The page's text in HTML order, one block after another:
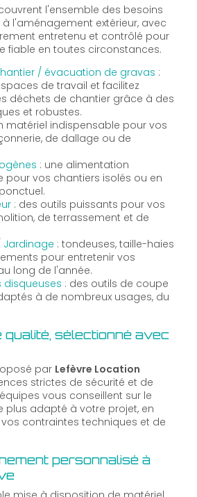
l'ensemble des besoins
l'aménagement extérieur, avec
entretenu et contrôlé pour
fiable en toutes circonstances.
/ évacuation de gravas :
de travail et facilitez
déchets de chantier grâce à des
et robustes.
matériel indispensable pour vos
de dallage ou de
: une alimentation
pour vos chantiers isolés ou en
: des outils puissants pour vos
de terrassement et de
Jardinage : tondeuses, taille-haies
pour entretenir vos
long de l'année.
disqueuses : des outils de coupe
à de nombreux usages, du
qualité, sélectionné avec
par Lefèvre Location
strictes de sécurité et de
vous conseillent sur le
plus adapté à votre projet, en
contraintes techniques et de
personnalisé à